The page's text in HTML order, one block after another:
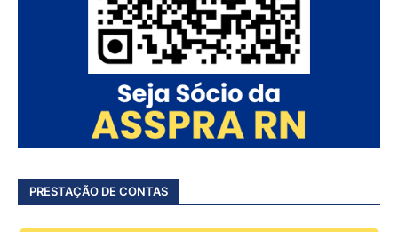
PRESTAÇÃO DE CONTAS